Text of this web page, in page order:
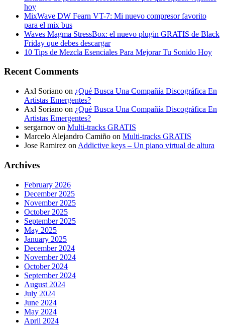
hoy
MixWave DW Fearn VT-7: Mi nuevo compresor favorito
para el mix bus
Waves Magma StressBox: el nuevo plugin GRATIS de Black
Friday que debes descargar
10 Tips de Mezcla Esenciales Para Mejorar Tu Sonido Hoy
Recent Comments
Axl Soriano on ¿Qué Busca Una Compañía Discográfica En
Artistas Emergentes?
Axl Soriano on ¿Qué Busca Una Compañía Discográfica En
Artistas Emergentes?
sergarnov on Multi-tracks GRATIS
Marcelo Alejandro Camiño on Multi-tracks GRATIS
Jose Ramirez on Addictive keys – Un piano virtual de altura
Archives
February 2026
December 2025
November 2025
October 2025
September 2025
May 2025
January 2025
December 2024
November 2024
October 2024
September 2024
August 2024
July 2024
June 2024
May 2024
April 2024